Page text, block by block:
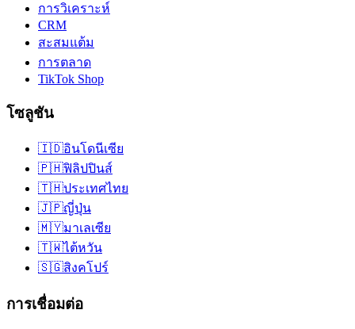
การวิเคราะห์
CRM
สะสมแต้ม
การตลาด
TikTok Shop
โซลูชัน
🇮🇩อินโดนีเซีย
🇵🇭ฟิลิปปินส์
🇹🇭ประเทศไทย
🇯🇵ญี่ปุ่น
🇲🇾มาเลเซีย
🇹🇼ไต้หวัน
🇸🇬สิงคโปร์
การเชื่อมต่อ